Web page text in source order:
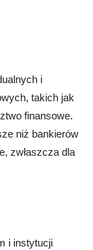
i
takich jak
finansowe.
niż bankierów
zwłaszcza dla
i instytucji